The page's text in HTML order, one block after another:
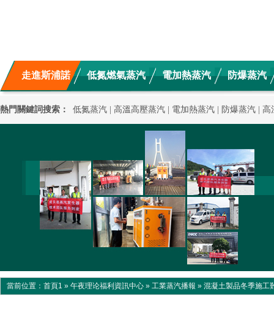
走進斯浦諾 低氮燃氣蒸汽 電加熱蒸汽 防爆蒸汽
新聞動態 混凝土養護 應用案例 高溫高壓蒸汽
熱門關鍵詞搜索： 低氮蒸汽 高溫高壓蒸汽 電加熱蒸汽 防爆蒸汽 高
當前位置： 首頁1 » 午夜理论福利資訊中心 » 工業蒸汽播報 » 混凝土製品冬季施工